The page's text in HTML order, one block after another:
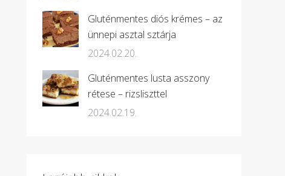
Gluténmentes diós krémes – az
ünnepi asztal sztárja
2024.02.20.
Gluténmentes lusta asszony
rétese – rizsliszttel
2024.02.19.